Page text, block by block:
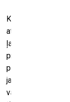
Kaut kādā pakāpē
atomstacijas,
ļaudis ir pieraduši
projekta apmēri ir
pilsētā ieplūdīs
jaunu darbavietu.
vairākām